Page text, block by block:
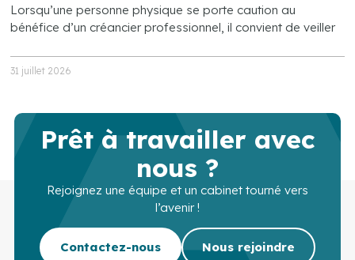
Lorsqu’une personne physique se porte caution au
bénéfice d’un créancier professionnel, il convient de veiller
31 juillet 2026
Prêt à travailler avec
nous ?
Rejoignez une équipe et un cabinet tourné vers
l’avenir !
Contactez-nous Nous rejoindre